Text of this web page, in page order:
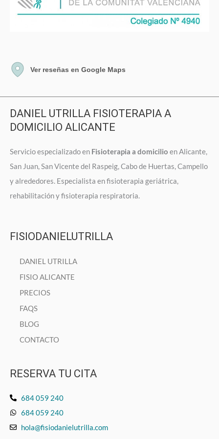
Ver reseñas en Google Maps
DANIEL UTRILLA FISIOTERAPIA A
DOMICILIO ALICANTE
Servicio especializado en Fisioterapia a domicilio en Alicante,
San Juan, San Vicente del Raspeig, Cabo de Huertas, Campello
y alrededores. Especialista en fisioterapia geriátrica,
rehabilitación y fisioterapia respiratoria.
FISIODANIELUTRILLA
DANIEL UTRILLA
FISIO ALICANTE
PRECIOS
FAQS
BLOG
CONTACTO
RESERVA TU CITA
684 059 240
684 059 240
hola@fisiodanielutrilla.com